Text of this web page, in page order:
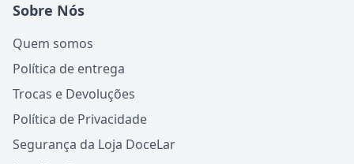
Sobre Nós
Quem somos
Política de entrega
Trocas e Devoluções
Política de Privacidade
Segurança da Loja DoceLar